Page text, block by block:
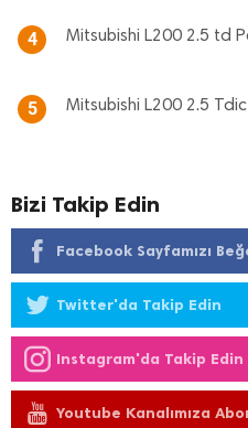
4 Mitsubishi L200 2.5 td
5 Mitsubishi L200 2.5 Tdic
Bizi Takip Edin
Facebook Sayfamızı
Twitter'da Takip Edin
Instagram'da Takip Edin
Youtube Kanalımıza